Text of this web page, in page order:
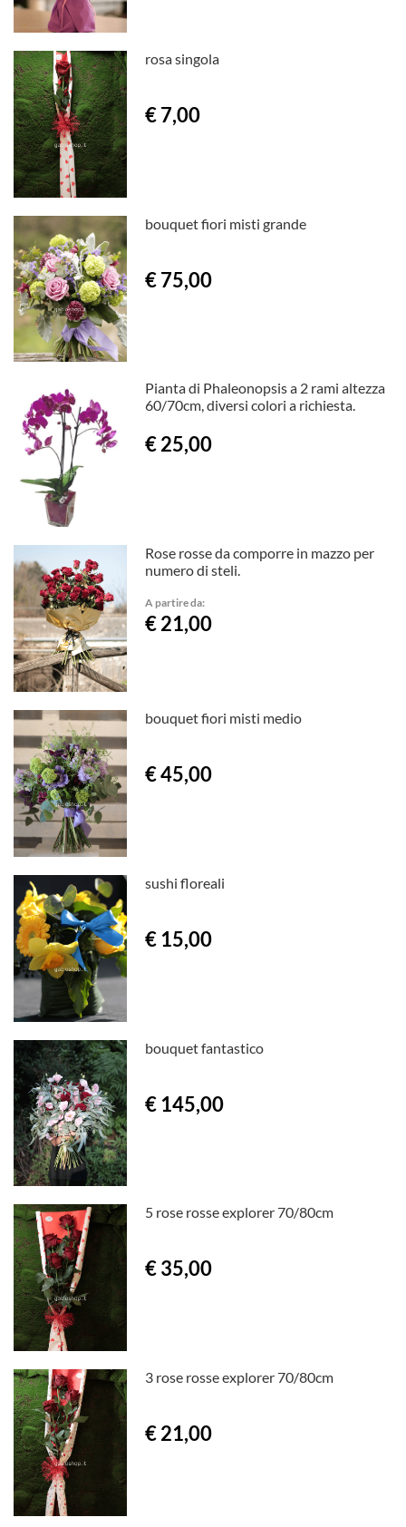
rosa singola
€ 7,00
bouquet fiori misti grande
€ 75,00
Pianta di Phaleonopsis a 2 rami altezza
60/70cm, diversi colori a richiesta.
€ 25,00
Rose rosse da comporre in mazzo per
numero di steli.
A partire da:
€ 21,00
bouquet fiori misti medio
€ 45,00
sushi floreali
€ 15,00
bouquet fantastico
€ 145,00
5 rose rosse explorer 70/80cm
€ 35,00
3 rose rosse explorer 70/80cm
€ 21,00